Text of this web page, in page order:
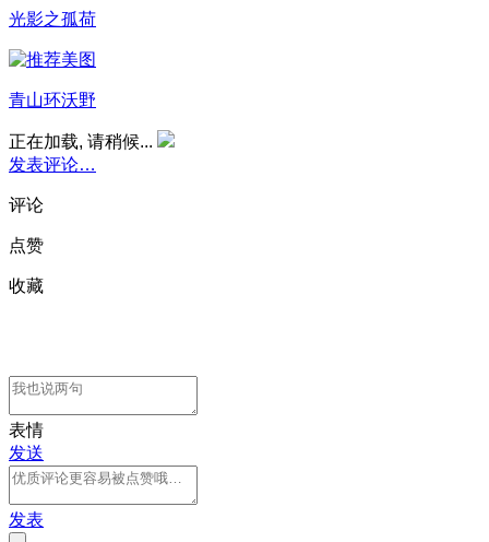
光影之孤荷
青山环沃野
正在加载, 请稍候...
发表评论…
评论
点赞
收藏
表情
发送
发表